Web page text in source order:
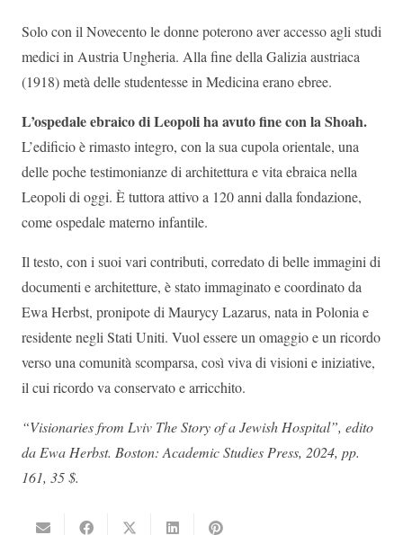
Solo con il Novecento le donne poterono aver accesso agli studi
medici in Austria Ungheria. Alla fine della Galizia austriaca
(1918) metà delle studentesse in Medicina erano ebree.
L’ospedale ebraico di Leopoli ha avuto fine con la Shoah.
L’edificio è rimasto integro, con la sua cupola orientale, una
delle poche testimonianze di architettura e vita ebraica nella
Leopoli di oggi. È tuttora attivo a 120 anni dalla fondazione,
come ospedale materno infantile.
Il testo, con i suoi vari contributi, corredato di belle immagini di
documenti e architetture, è stato immaginato e coordinato da
Ewa Herbst, pronipote di Maurycy Lazarus, nata in Polonia e
residente negli Stati Uniti. Vuol essere un omaggio e un ricordo
verso una comunità scomparsa, così viva di visioni e iniziative,
il cui ricordo va conservato e arricchito.
“Visionaries from Lviv The Story of a Jewish Hospital”, edito
da Ewa Herbst. Boston: Academic Studies Press, 2024, pp.
161, 35 $.